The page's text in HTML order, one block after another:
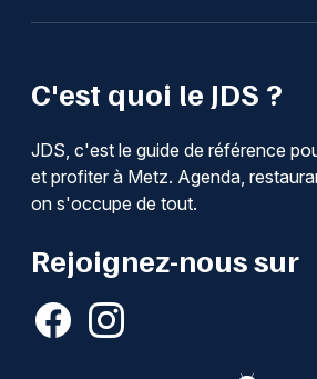
C'est quoi le JDS ?
JDS, c'est le guide de référence
et profiter à Metz. Agenda,
on s'occupe de tout.
Rejoignez-nous sur